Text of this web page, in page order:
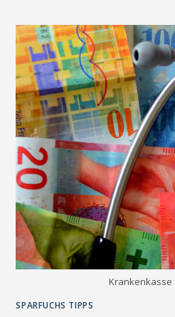
Krankenkasse
SPARFUCHS TIPPS